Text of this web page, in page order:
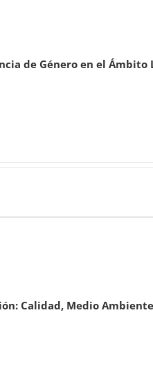
de Género en el Ámbito
Calidad, Medio